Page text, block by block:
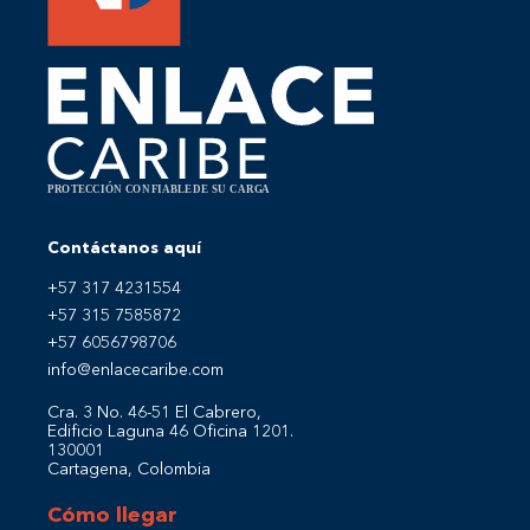
Contáctanos aquí
+57 317 4231554
+57 315 7585872
+57 6056798706
info@enlacecaribe.com
Cra. 3 No. 46-51 El Cabrero,
Edificio Laguna 46 Oficina 1201.
130001
Cartagena, Colombia
Cómo llegar